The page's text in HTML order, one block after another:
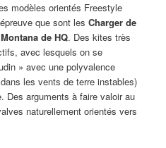
modèles orientés Freestyle
que sont lesCharger de
de HQ. Des kites très
avec lesquels on se
» avec une polyvalence
les vents de terre instables)
Des arguments à faire valoir au
naturellement orientés vers